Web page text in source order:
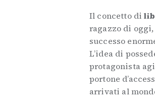
Il concetto di
ragazzo di oggi,
successo
L’idea di
protagonista
portone
arrivati al